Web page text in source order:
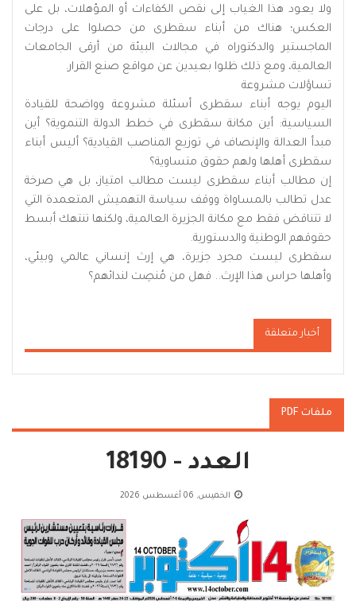
ولا يعود هذا الغياب إلى نقص الكفاءات أو المؤهلات، بل على
العكس؛ هناك من أبناء سقطرى من حصلوا على درجات
الماجستير والدكتوراه في مجالات البيئة من أرقى الجامعات
العالمية، ومع ذلك ظلوا بعيدين عن مواقع صنع القرار.
تساؤلات مشروعة
اليوم يوجه أبناء سقطرى أسئلة مشروعة وواضحة للقيادة
السياسية: أين مكانة سقطرى في خطط الدولة التنموية؟ أين
مبدأ العدالة والإنصاف في توزيع المناصب القيادية؟ أليس أبناء
سقطرى أهلها ولهم حقوق متساوية؟
إن مطالب أبناء سقطرى ليست مطالب امتياز، بل هي صرخة
عدل تطالب بالمساواة ووقف سياسة التهميش المتعمدة التي
لا تتناقض فقط مع مكانة الجزيرة العالمية، ولكنها تنتهك أبسط
حقوقهم الوطنية والدستورية.
سقطرى ليست مجرد جزيرة، هي إرث إنساني عالمي وبيئي،
وأهلها حراس هذا الإرث.. فهل من مُنصِت لندائهم؟
أخبار متعلقة
ملفات PDF
العدد - 18190
الخميس, 06 أغسطس 2026